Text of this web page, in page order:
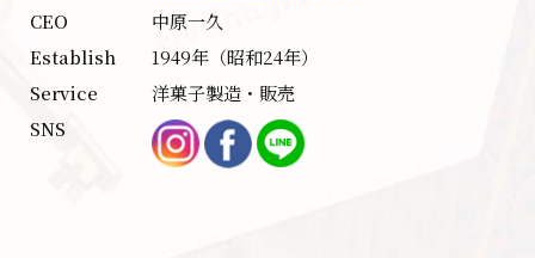
CEO
中原一久
Establish
1949年（昭和24年）
Service
洋菓子製造・販売
SNS